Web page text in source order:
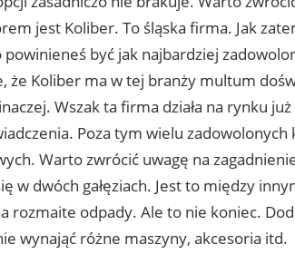
jest Koliber. To śląska firma. Jak
być jak najbardziej
że Koliber ma w tej branży multum
Wszak ta firma działa na rynku
Poza tym wielu zadowolonych
Warto zwrócić uwagę na
w dwóch gałęziach. Jest to między
rozmaite odpady. Ale to nie koniec.
wynająć różne maszyny, akcesoria itd.